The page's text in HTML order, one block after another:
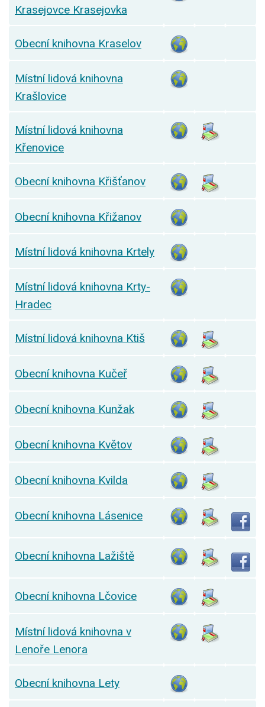
Krasejovce Krasejovka
Obecní knihovna Kraselov
Místní lidová knihovna
Krašlovice
Místní lidová knihovna
Křenovice
Obecní knihovna Křišťanov
Obecní knihovna Křižanov
Místní lidová knihovna Krtely
Místní lidová knihovna Krty-
Hradec
Místní lidová knihovna Ktiš
Obecní knihovna Kučeř
Obecní knihovna Kunžak
Obecní knihovna Květov
Obecní knihovna Kvilda
Obecní knihovna Lásenice
Obecní knihovna Lažiště
Obecní knihovna Lčovice
Místní lidová knihovna v
Lenoře Lenora
Obecní knihovna Lety